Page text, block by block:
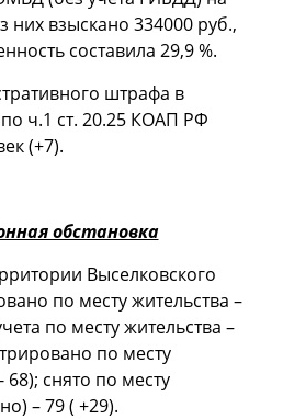
них взыскано 334000 руб.,
составила 29,9 %.
штрафа в
ч.1 ст. 20.25 КОАП РФ
(+7).
обстановка
Выселковского
по месту жительства –
по месту жительства –
по месту
снято по месту
– 79 ( +29).